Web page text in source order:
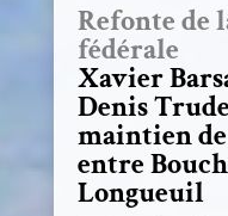
Refonte de
fédérale
Xavier
Denis
maintien
entre
Longueuil